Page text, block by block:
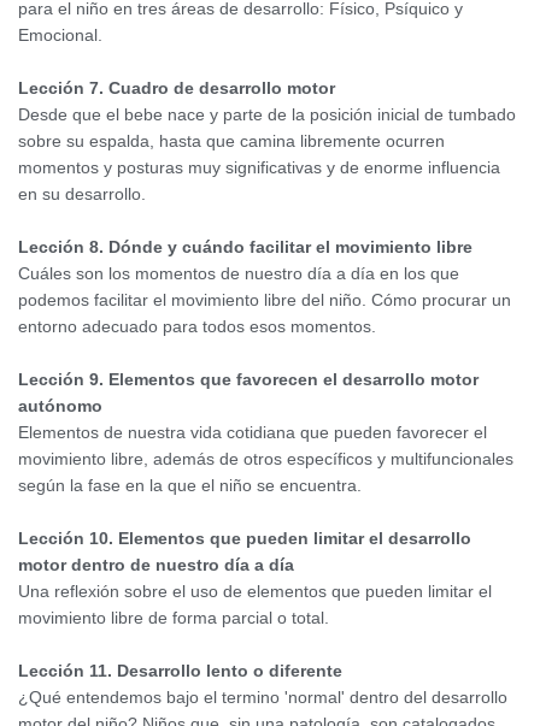
para el niño en tres áreas de desarrollo: Físico, Psíquico y
Emocional.
Lección 7. Cuadro de desarrollo motor
Desde que el bebe nace y parte de la posición inicial de tumbado
sobre su espalda, hasta que camina libremente ocurren
momentos y posturas muy significativas y de enorme influencia
en su desarrollo.
Lección 8. Dónde y cuándo facilitar el movimiento libre
Cuáles son los momentos de nuestro día a día en los que
podemos facilitar el movimiento libre del niño. Cómo procurar un
entorno adecuado para todos esos momentos.
Lección 9. Elementos que favorecen el desarrollo motor
autónomo
Elementos de nuestra vida cotidiana que pueden favorecer el
movimiento libre, además de otros específicos y multifuncionales
según la fase en la que el niño se encuentra.
Lección 10. Elementos que pueden limitar el desarrollo
motor dentro de nuestro día a día
Una reflexión sobre el uso de elementos que pueden limitar el
movimiento libre de forma parcial o total.
Lección 11. Desarrollo lento o diferente
¿Qué entendemos bajo el termino 'normal' dentro del desarrollo